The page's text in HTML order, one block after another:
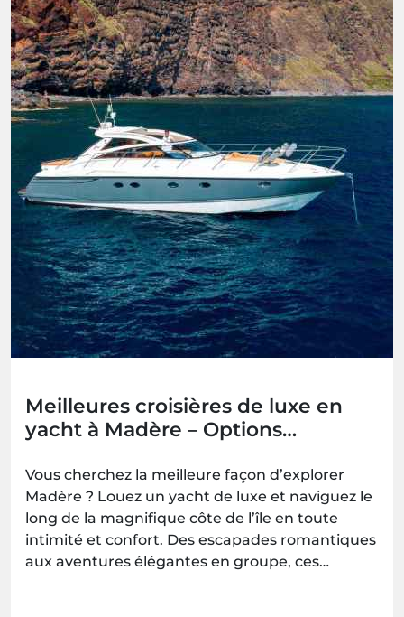
Meilleures croisières de luxe en
yacht à Madère – Options
groupes
Vous cherchez la meilleure façon d’explorer
Madère ? Louez un yacht de luxe et naviguez le
long de la magnifique côte de l’île en toute
intimité et confort. Des escapades romantiques
aux aventures élégantes en groupe, ces